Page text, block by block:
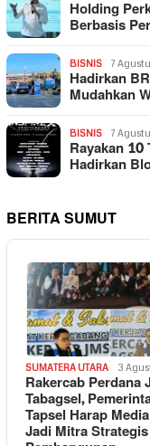
Holding
Berbasis
BISNIS 7
Hadirkan
Mudahkan
BISNIS 7
Rayakan
Hadirkan
BERITA SUMUT
SUMATERA UTARA 3
Rakercab Perdana
Tabagsel,
Tapsel Harap
Jadi Mitra Strategis